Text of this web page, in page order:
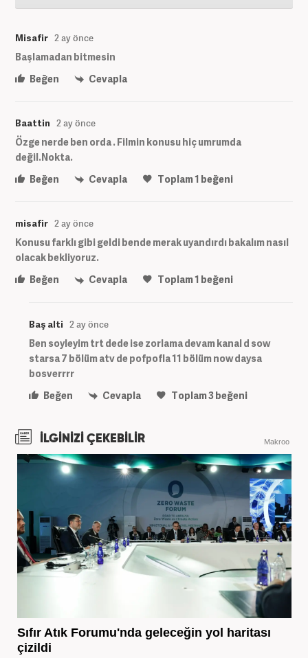
Misafir 2 ay önce
Başlamadan bitmesin
Beğen
Cevapla
Baattin 2 ay önce
Özge nerde ben orda . Filmin konusu hiç umrumda
değil.Nokta.
Beğen
Cevapla Toplam1 beğeni
misafir 2 ay önce
Konusu farklı gibi geldi bende merak uyandırdı bakalım nasıl
olacak bekliyoruz.
Beğen
Cevapla Toplam1 beğeni
Baş alti 2 ay önce
Ben soyleyim trt dede ise zorlama devam kanal d sow
starsa 7 bölüm atv de pofpofla 11 bölüm now daysa
bosverrrr
Beğen
Cevapla Toplam3beğeni
İLGİNİZİ ÇEKEBİLİR Makroo
Sıfır Atık Forumu'nda geleceğin yol haritası
çizildi